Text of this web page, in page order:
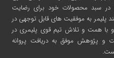
در سبد محصولات خود برای رضایت
پلیمر به موفقیت های قابل توجهی در
همت و تلاش تیم قوی پلیمری در
و پژوهش موفق به دریافت پروانه